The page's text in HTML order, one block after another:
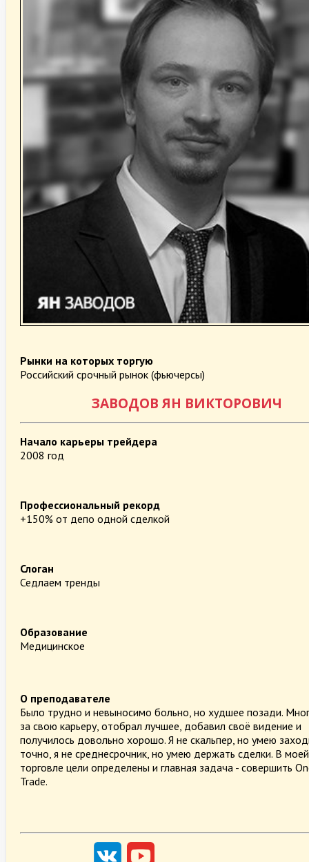
Рынки на которых торгую
Российский срочный рынок (фьючерсы)
ЗАВОДОВ ЯН ВИКТОРОВИЧ
Начало карьеры трейдера
2008 год
Профессиональный рекорд
+150% от депо одной сделкой
Слоган
Седлаем тренды
Образование
Медицинское
О преподавателе
Было трудно и невыносимо больно, но худшее позади.
за свою карьеру, отобрал лучшее, добавил своё видение и
получилось довольно хорошо. Я не скальпер, но умею
точно, я не среднесрочник, но умею держать сделки. В моей
торговле цели определены и главная задача - совершить
Trade.